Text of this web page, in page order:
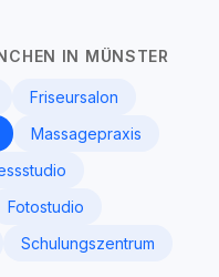
IN MÜNSTER
Friseursalon
Massagepraxis
Fotostudio
Schulungszentrum